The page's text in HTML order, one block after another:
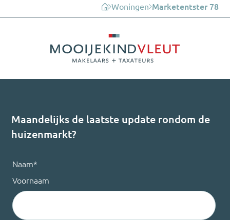
Woningen Marketentster 78
Maandelijks de laatste update rondom de
huizenmarkt?
Naam*
Voornaam